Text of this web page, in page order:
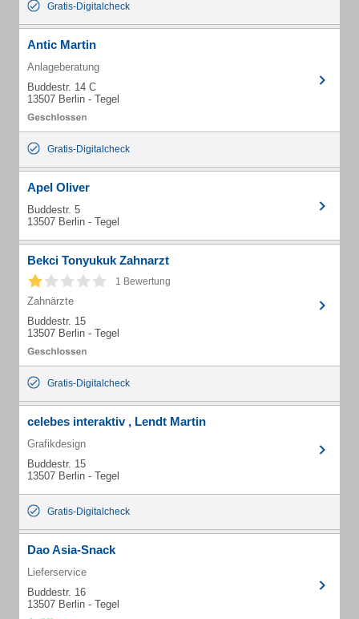
Gratis-Digitalcheck
Antic Martin
Anlageberatung
Buddestr. 14 C
13507 Berlin - Tegel
Gratis-Digitalcheck
Apel Oliver
Buddestr. 5
13507 Berlin - Tegel
Bekci Tonyukuk Zahnarzt
1 Bewertung
Zahnärzte
Buddestr. 15
13507 Berlin - Tegel
Gratis-Digitalcheck
celebes interaktiv , Lendt Martin
Grafikdesign
Buddestr. 15
13507 Berlin - Tegel
Gratis-Digitalcheck
Dao Asia-Snack
Lieferservice
Buddestr. 16
13507 Berlin - Tegel